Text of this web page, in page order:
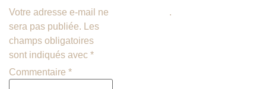
Votre adresse e-mail ne
sera pas publiée.
Les
champs obligatoires
sont indiqués avec *
Commentaire *
.